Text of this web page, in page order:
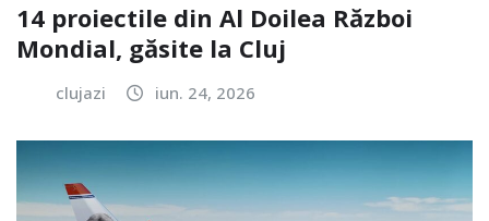
14 proiectile din Al Doilea Război
Mondial, găsite la Cluj
clujazi iun. 24, 2026